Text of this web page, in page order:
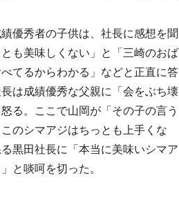
優秀者の子供は、社長に感想を聞
も美味しくない」と「三崎のおば
てるからわかる」などと正直に答
は成績優秀な父親に「会をぶち壊
る。ここで山岡が「その子の言う
のシマアジはちっとも上手くな
黒田社長に「本当に美味いシマア
と啖呵を切った。